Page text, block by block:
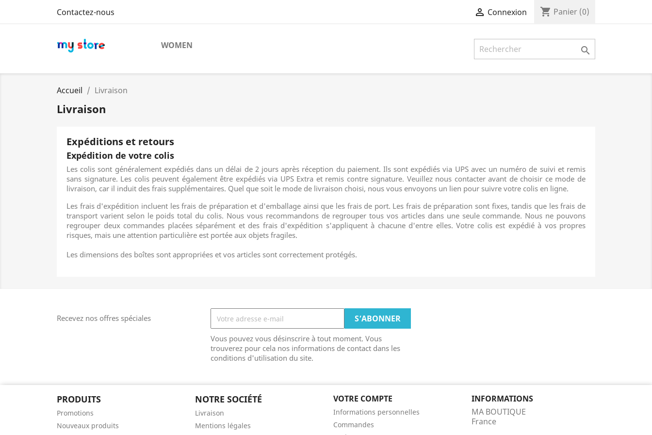
Contactez-nous  Connexion shopping_cart Panier (0)
WOMEN 
Accueil Livraison
Livraison
Expéditions et retours
Expédition de votre colis
Les colis sont généralement expédiés dans un délai de 2 jours après réception du paiement. Ils sont expédiés via UPS avec un numéro de suivi et remis
sans signature. Les colis peuvent également être expédiés via UPS Extra et remis contre signature. Veuillez nous contacter avant de choisir ce mode de
livraison, car il induit des frais supplémentaires. Quel que soit le mode de livraison choisi, nous vous envoyons un lien pour suivre votre colis en ligne.
Les frais d'expédition incluent les frais de préparation et d'emballage ainsi que les frais de port. Les frais de préparation sont fixes, tandis que les frais de
transport varient selon le poids total du colis. Nous vous recommandons de regrouper tous vos articles dans une seule commande. Nous ne pouvons
regrouper deux commandes placées séparément et des frais d'expédition s'appliquent à chacune d'entre elles. Votre colis est expédié à vos propres
risques, mais une attention particulière est portée aux objets fragiles.
Les dimensions des boîtes sont appropriées et vos articles sont correctement protégés.
Recevez nos offres spéciales
Vous pouvez vous désinscrire à tout moment. Vous
trouverez pour cela nos informations de contact dans les
conditions d'utilisation du site.
PRODUITS
Promotions
Nouveaux produits
NOTRE SOCIÉTÉ
Livraison
Mentions légales
VOTRE COMPTE
Informations personnelles
Commandes
INFORMATIONS
MA BOUTIQUE
France